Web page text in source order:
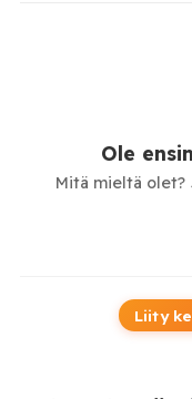
Ole
Mitä mieltä olet?
Liity